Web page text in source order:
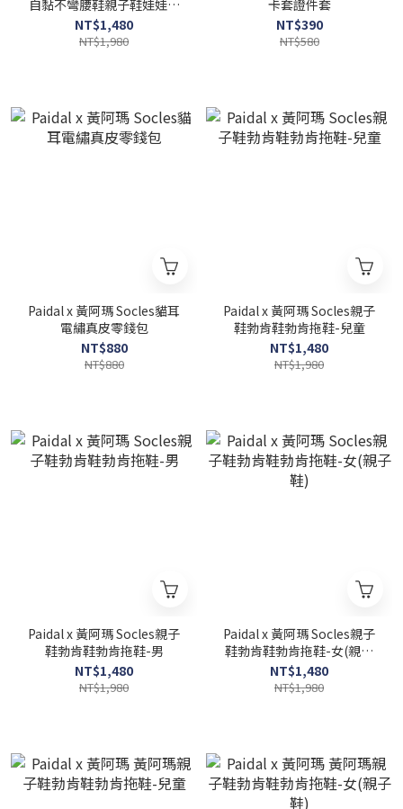
自黏不彎腰鞋親子鞋娃娃鞋
帆布鞋-兒童
NT$1,480
NT$1,980
卡套證件套
NT$390
NT$580
Paidal x 黃阿瑪 Socles貓耳
電繡真皮零錢包
NT$880
NT$880
Paidal x 黃阿瑪 Socles親子
鞋勃肯鞋勃肯拖鞋-兒童
NT$1,480
NT$1,980
Paidal x 黃阿瑪 Socles親子
鞋勃肯鞋勃肯拖鞋-男
NT$1,480
NT$1,980
Paidal x 黃阿瑪 Socles親子
鞋勃肯鞋勃肯拖鞋-女(親子
鞋)
NT$1,480
NT$1,980